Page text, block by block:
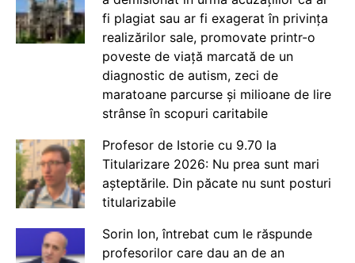
fi plagiat sau ar fi exagerat în privința
realizărilor sale, promovate printr-o
poveste de viață marcată de un
diagnostic de autism, zeci de
maratoane parcurse și milioane de lire
strânse în scopuri caritabile
Profesor de Istorie cu 9.70 la
Titularizare 2026: Nu prea sunt mari
așteptările. Din păcate nu sunt posturi
titularizabile
Sorin Ion, întrebat cum le răspunde
profesorilor care dau an de an